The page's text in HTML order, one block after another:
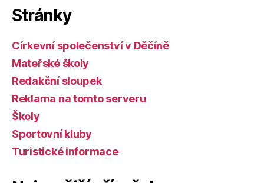
Stránky
Církevní společenství v Děčíně
Mateřské školy
Redakční sloupek
Reklama na tomto serveru
Školy
Sportovní kluby
Turistické informace